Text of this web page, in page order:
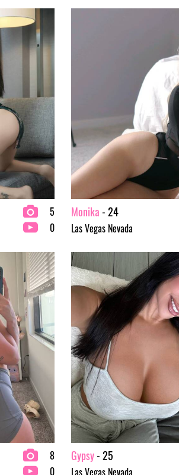
5
0
Monika- 24
Las Vegas Nevada
8
0
Gypsy- 25